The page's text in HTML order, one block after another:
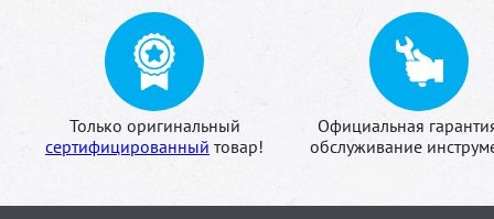
Только оригинальный
сертифицированный товар!
Официальная
обслуживание